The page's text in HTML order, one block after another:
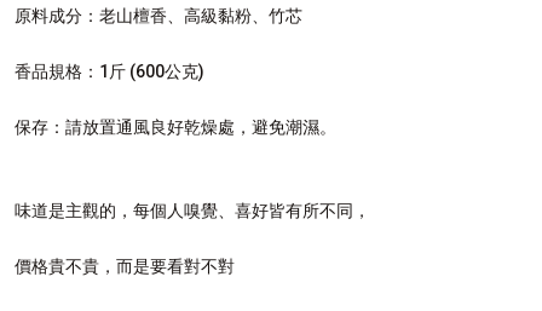
原料成分：老山檀香、高級黏粉、竹芯
香品規格：1斤 (600公克)
保存：請放置通風良好乾燥處，避免潮濕。
味道是主觀的，每個人嗅覺、喜好皆有所不同，
價格貴不貴，而是要看對不對